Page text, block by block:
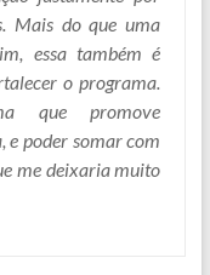
Mais do que uma
essa também é
o programa.
que promove
e poder somar com
me deixaria muito